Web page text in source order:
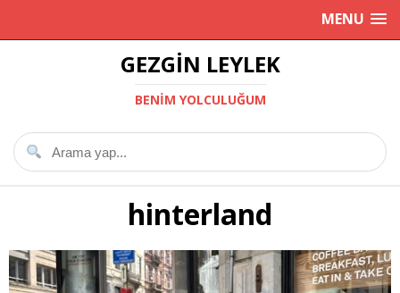
MENU
GEZGIN LEYLEK
BENIM YOLCULUĞUM
hinterland